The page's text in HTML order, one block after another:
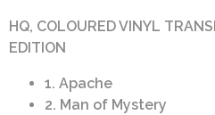
HQ, COLOURED VINYL
EDITION
1. Apache
2. Man of Mystery